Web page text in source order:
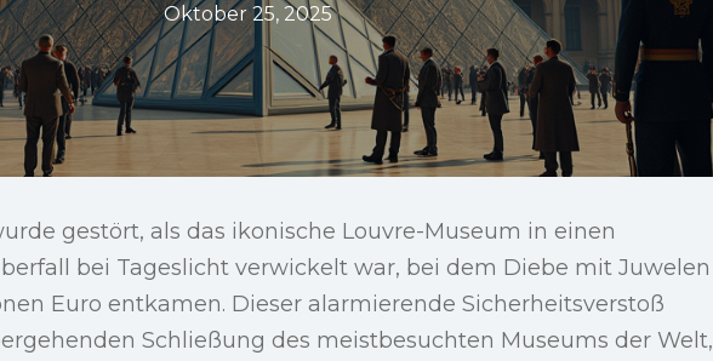
Oktober 25, 2025
gestört, als das ikonische Louvre-Museum in einen
bei Tageslicht verwickelt war, bei dem Diebe mit Juwelen
Euro entkamen. Dieser alarmierende Sicherheitsverstoß
Schließung des meistbesuchten Museums der Welt,